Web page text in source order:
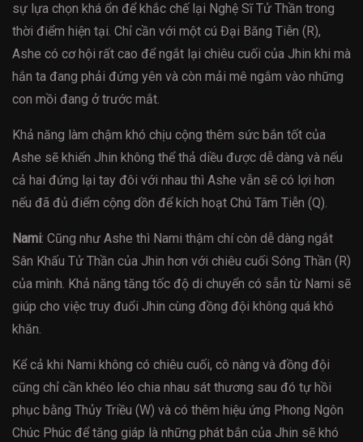
sự lựa chọn khá ổn để khắc chế lại Nghệ Sĩ Tử Thần trong
thời điểm hiện tại. Chỉ cần với một cú Đại Băng Tiễn (R),
Ashe có cơ hội rất cao để ngắt lại chiêu cuối của Jhin khi mà
hắn ta đang phải đứng yên và còn mải mê ngắm vào những
con mồi đang ở trước mắt.
Khả năng làm chậm khó chịu cộng thêm sức bắn tốt của
Ashe sẽ khiến Jhin không thể thả diều được dễ dàng và nếu
cả hai đứng lại tay đôi với nhau thì Ashe vẫn sẽ có lợi hơn
nếu đã đủ điểm cộng dồn để kích hoạt Chú Tâm Tiễn (Q).
Nami: Cũng như Ashe thì Nami thậm chí còn dễ dàng ngắt
Sân Khấu Tử Thần của Jhin hơn với chiêu cuối Sóng Thần (R)
của mình. Khả năng tăng tốc độ di chuyển có sẵn từ Nami sẽ
giúp cho việc truy đuổi Jhin cùng đồng đội không quá khó
khăn.
Kể cả khi Nami không có chiêu cuối, cô nàng và đồng đội
cũng chỉ cần khéo léo chia nhau sát thương sau đó tự hồi
phục bằng Thủy Triều (W) và có thêm hiệu ứng Phong Ngôn
Chúc Phúc để tăng giáp là những phát bắn của Jhin sẽ khó